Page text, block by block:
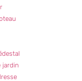
jardin